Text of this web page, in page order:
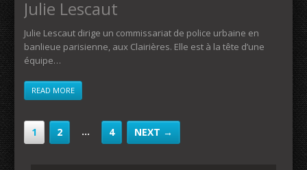
Julie Lescaut
Julie Lescaut dirige un commissariat de police urbaine en
banlieue parisienne, aux Clairières. Elle est à la tête d’une
équipe…
READ MORE
1 2 … 4 NEXT →